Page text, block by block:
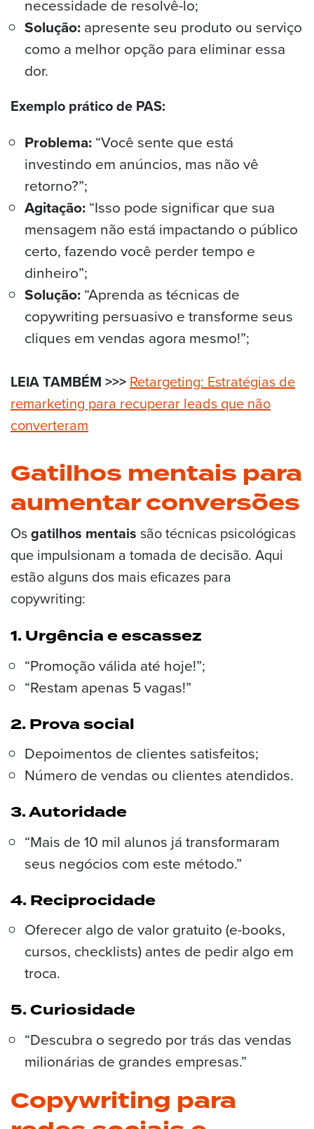
necessidade de resolvê-lo;
Solução:apresente seu produto ou serviço
como a melhor opção para eliminar essa
dor.
Exemplo prático de PAS:
Problema:“Você sente que está
investindo em anúncios, mas não vê
retorno?”;
Agitação:“Isso pode significar que sua
mensagem não está impactando o público
certo, fazendo você perder tempo e
dinheiro”;
Solução:“Aprenda as técnicas de
copywriting persuasivo e transforme seus
cliques em vendas agora mesmo!”;
LEIA TAMBÉM >>> Retargeting: Estratégias de
remarketing para recuperar leads que não
converteram
Gatilhos mentais para
aumentar conversões
Osgatilhos mentais são técnicas psicológicas
que impulsionam a tomada de decisão. Aqui
estão alguns dos mais eficazes para
copywriting:
1. Urgência e escassez
“Promoção válida até hoje!”;
“Restam apenas 5 vagas!”
2. Prova social
Depoimentos de clientes satisfeitos;
Número de vendas ou clientes atendidos.
3. Autoridade
“Mais de 10 mil alunos já transformaram
seus negócios com este método.”
4. Reciprocidade
Oferecer algo de valor gratuito (e-books,
cursos, checklists) antes de pedir algo em
troca.
5. Curiosidade
“Descubra o segredo por trás das vendas
milionárias de grandes empresas.”
Copywriting para